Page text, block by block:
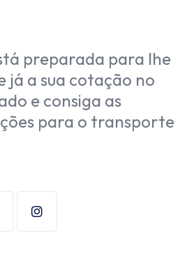
preparada para lhe
já a sua cotação no
e consiga as
para o transporte